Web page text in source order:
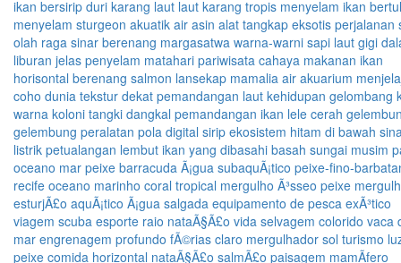
ikan bersirip duri karang laut laut karang tropis menyelam ikan
menyelam sturgeon akuatik air asin alat tangkap eksotis perjalanan
olah raga sinar berenang margasatwa warna-warni sapi laut gigi
liburan jelas penyelam matahari pariwisata cahaya makanan ikan
horisontal berenang salmon lansekap mamalia air akuarium
coho dunia tekstur dekat pemandangan laut kehidupan gelombang
warna koloni tangki dangkal pemandangan ikan lele cerah
gelembung peralatan pola digital sirip ekosistem hitam di bawah
listrik petualangan lembut ikan yang dibasahi basah sungai musim
oceano mar peixe barracuda Ã¡gua subaquÃ¡tico peixe-fino-
recife oceano marinho coral tropical mergulho Ã³sseo peixe
esturjÃ£o aquÃ¡tico Ã¡gua salgada equipamento de pesca exÃ³tico
viagem scuba esporte raio nataÃ§Ã£o vida selvagem colorido vaca
mar engrenagem profundo fÃ©rias claro mergulhador sol turismo
peixe comida horizontal nataÃ§Ã£o salmÃ£o paisagem mamÃ­fero